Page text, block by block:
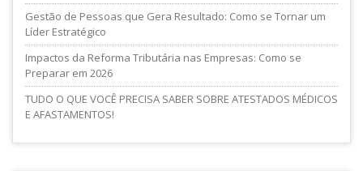
Gestão de Pessoas que Gera Resultado: Como se Tornar um
Líder Estratégico
Impactos da Reforma Tributária nas Empresas: Como se
Preparar em 2026
TUDO O QUE VOCÊ PRECISA SABER SOBRE ATESTADOS MÉDICOS
E AFASTAMENTOS!